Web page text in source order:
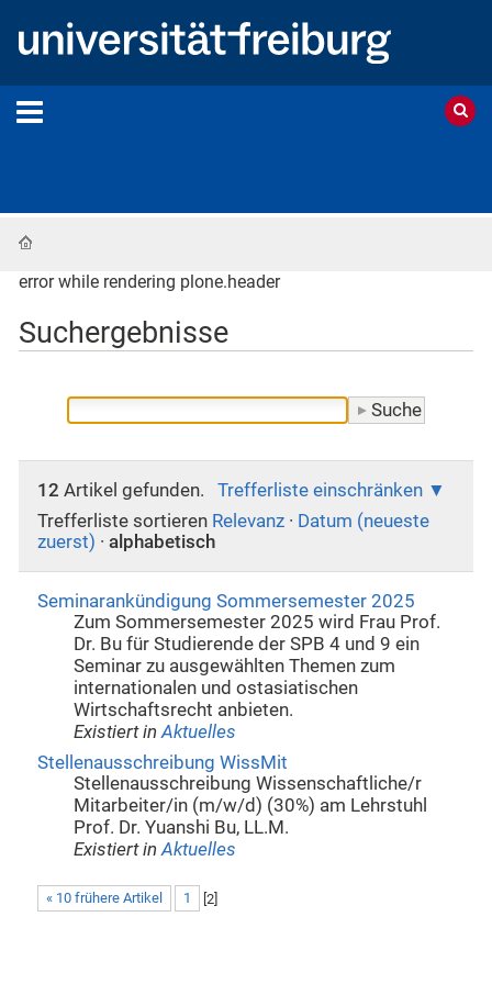
error while rendering plone.header
Suchergebnisse
12 Artikel gefunden.
Trefferliste einschränken
Trefferliste sortieren Relevanz · Datum (neueste
zuerst) · alphabetisch
Seminarankündigung Sommersemester 2025
Zum Sommersemester 2025 wird Frau Prof.
Dr. Bu für Studierende der SPB 4 und 9 ein
Seminar zu ausgewählten Themen zum
internationalen und ostasiatischen
Wirtschaftsrecht anbieten.
Existiert in Aktuelles
Stellenausschreibung WissMit
Stellenausschreibung Wissenschaftliche/r
Mitarbeiter/in (m/w/d) (30%) am Lehrstuhl
Prof. Dr. Yuanshi Bu, LL.M.
Existiert in Aktuelles
« 10 frühere Artikel 1 [2]